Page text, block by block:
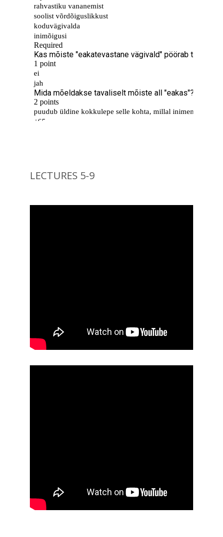
LECTURES 5-9